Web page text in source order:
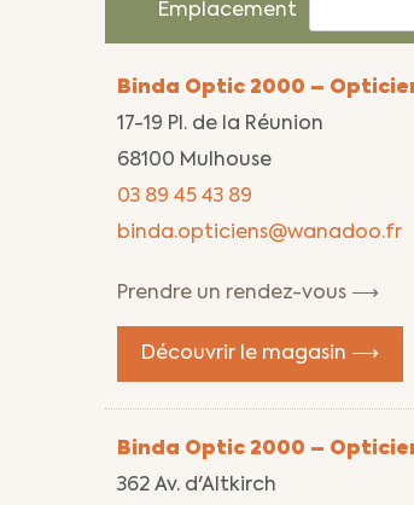
Emplacement
Binda Optic 2000 –
17-19 Pl. de la Réunion
68100 Mulhouse
03 89 45 43 89
binda.opticiens@wanadoo.fr
Prendre un rendez-vous ⟶
Découvrir le magasin ⟶
Binda Optic 2000 –
362 Av. d'Altkirch